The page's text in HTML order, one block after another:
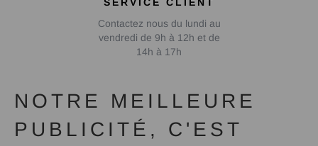
Contactez nous du lundi au
vendredi de 9h à 12h et de
14h à 17h
NOTRE MEILLEURE
PUBLICITÉ, C'EST